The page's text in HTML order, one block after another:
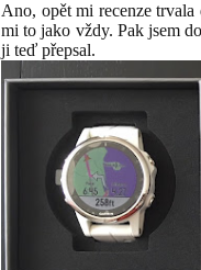
Ano, opět mi recenze
mi to jako vždy. Pak jsem
ji teď přepsal.